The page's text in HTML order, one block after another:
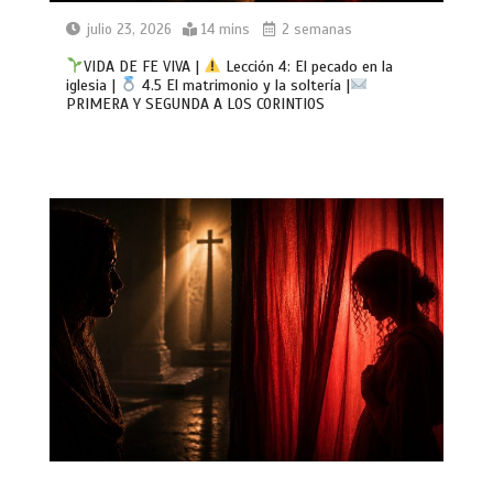
julio 23, 2026 14 mins 2 semanas
VIDA DE FE VIVA |
Lección 4: El pecado en la
iglesia |
4.5 El matrimonio y la soltería |
PRIMERA Y SEGUNDA A LOS CORINTIOS